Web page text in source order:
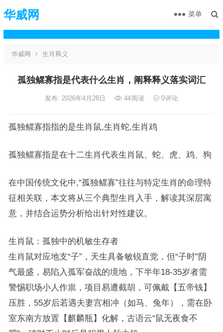
华威网 菜单
华威网 生肖释义
孤独鳏寡指是代表什么生肖，阐释释义落实词汇
发布: 2026年4月28日 44阅读 0评论
孤独鳏寡指指的是生肖鼠,生肖蛇,生肖鸡
孤独鳏寡指是在十二生肖代表生肖鼠、蛇、虎、鸡、狗
在中国传统文化中,“孤独鳏寡”往往与特定生肖的命理特
征相关联，本文将从三个典型生肖入手，解读其深层寓
意，并结合运势分析给出针对性建议。
生肖鼠：孤独中的机敏生存者
生肖鼠对应地支“子”，天生具备敏锐直觉，但“子时”阴
气最盛，易陷入孤军奋战的境地，下半年18-35岁者需
警惕职场小人作祟，项目易遭截胡，可佩戴【五帝钱】
压胜，55岁后若遇夫妻宫相冲（如马、兔年），需在卧
室东南方放置【麒麟瓶】化解，古语云“鼠无夜食不